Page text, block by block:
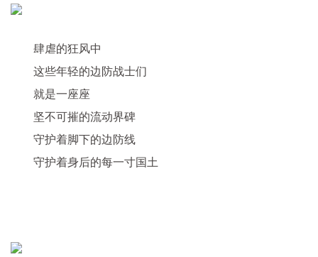
肆虐的狂风中
这些年轻的边防战士们
就是一座座
坚不可摧的流动界碑
守护着脚下的边防线
守护着身后的每一寸国土